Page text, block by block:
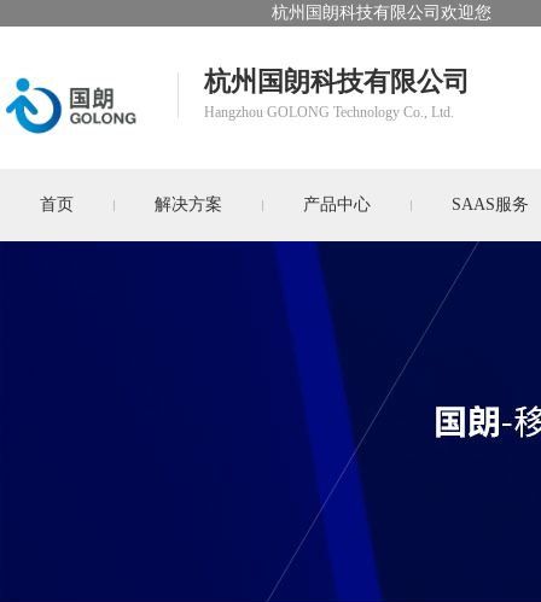
杭州国朗科技有限公司欢迎您
杭州国朗科技有限公司
Hangzhou GOLONG Technology Co., Ltd.
首页 解决方案 产品中心 SAAS服务